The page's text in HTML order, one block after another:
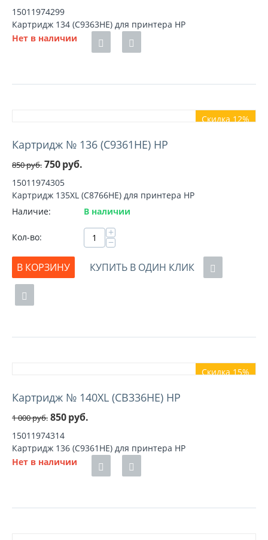
15011974299
Картридж 134 (C9363HE) для принтера HP
Нет в наличии
Скидка 12%
Картридж № 136 (C9361HE) HP
850руб. 750руб.
15011974305
Картридж 135XL (C8766HE) для принтера HP
Наличие:
В наличии
Кол-во: +
−
В КОРЗИНУ
КУПИТЬ В ОДИН КЛИК
Скидка 15%
Картридж № 140XL (CB336HE) HP
1 000руб. 850руб.
15011974314
Картридж 136 (C9361HE) для принтера HP
Нет в наличии